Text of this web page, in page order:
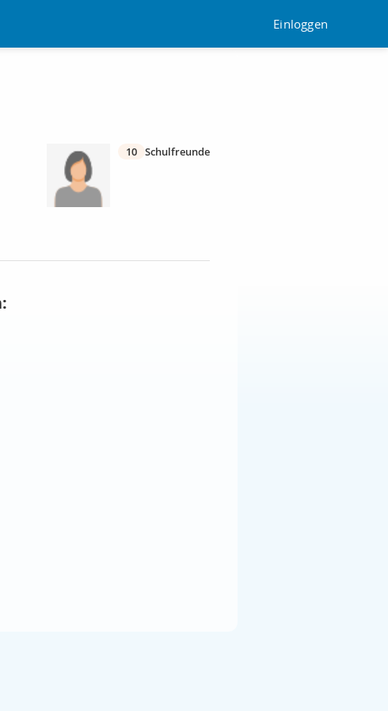
Einloggen
10 Schulfreunde